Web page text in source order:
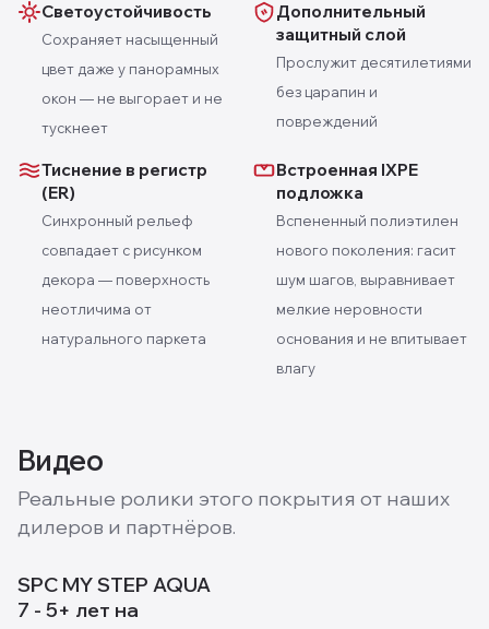
Светоустойчивость
Сохраняет насыщенный
цвет даже у панорамных
окон — не выгорает и не
тускнеет
Дополнительный
защитный слой
Прослужит десятилетиями
без царапин и
повреждений
Тиснение в регистр
(ER)
Синхронный рельеф
совпадает с рисунком
декора — поверхность
неотличима от
натурального паркета
Встроенная IXPE
подложка
Вспененный полиэтилен
нового поколения: гасит
шум шагов, выравнивает
мелкие неровности
основания и не впитывает
влагу
Видео
Реальные ролики этого покрытия от наших
дилеров и партнёров.
SPC MY STEP AQUA
7 - 5+ лет на